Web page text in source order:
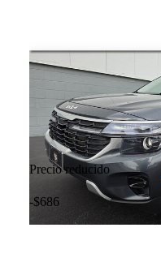
Precio reducido
-$686